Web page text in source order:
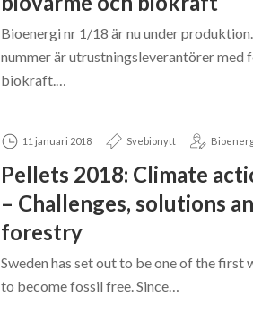
Bioenergi nr 1/18 är nu under
nummer är utrustningsleverantörer med
biokraft.…
11 januari 2018 Svebionytt
Pellets 2018: Climate
– Challenges, solutions
forestry
Sweden has set out to be one of the first
to become fossil free. Since…